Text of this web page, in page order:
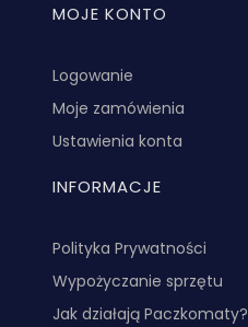
MOJE KONTO
Logowanie
Moje zamówienia
Ustawienia konta
INFORMACJE
Polityka Prywatności
Wypożyczanie sprzętu
Jak działają Paczkomaty?